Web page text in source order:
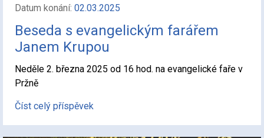
Datum konání: 02.03.2025
Beseda s evangelickým farářem
Janem Krupou
Neděle 2. března 2025 od 16 hod. na evangelické faře v
Pržně
Číst celý příspěvek